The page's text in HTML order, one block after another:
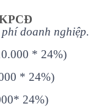
doanh nghiệp.
* 24%)
* 24%)
24%)